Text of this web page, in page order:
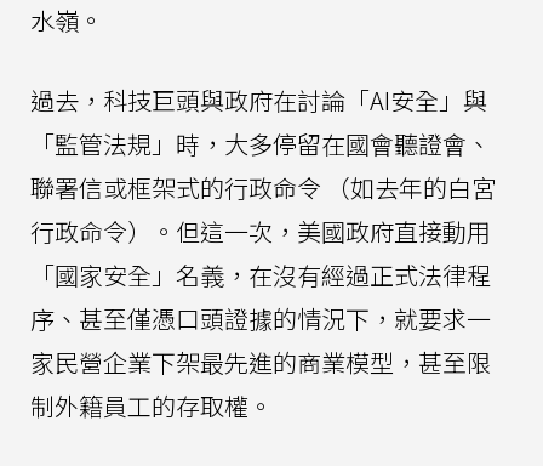
水嶺。
過去，科技巨頭與政府在討論「AI安全」與
「監管法規」時，大多停留在國會聽證會、
聯署信或框架式的行政命令 （如去年的白宮
行政命令）。但這一次，美國政府直接動用
「國家安全」名義，在沒有經過正式法律程
序、甚至僅憑口頭證據的情況下，就要求一
家民營企業下架最先進的商業模型，甚至限
制外籍員工的存取權。